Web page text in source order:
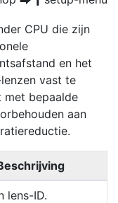
CPU die zijn
en het
vast te
met bepaalde
aan
lens-ID.